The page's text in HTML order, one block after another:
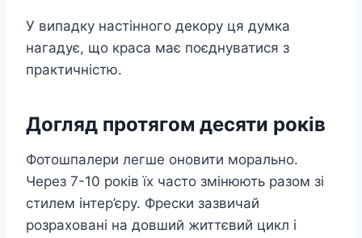
У випадку настінного декору ця думка
нагадує, що краса має поєднуватися з
практичністю.
Догляд протягом десяти років
Фотошпалери легше оновити морально.
Через 7-10 років їх часто змінюють разом зі
стилем інтер’єру. Фрески зазвичай
розраховані на довший життєвий цикл і